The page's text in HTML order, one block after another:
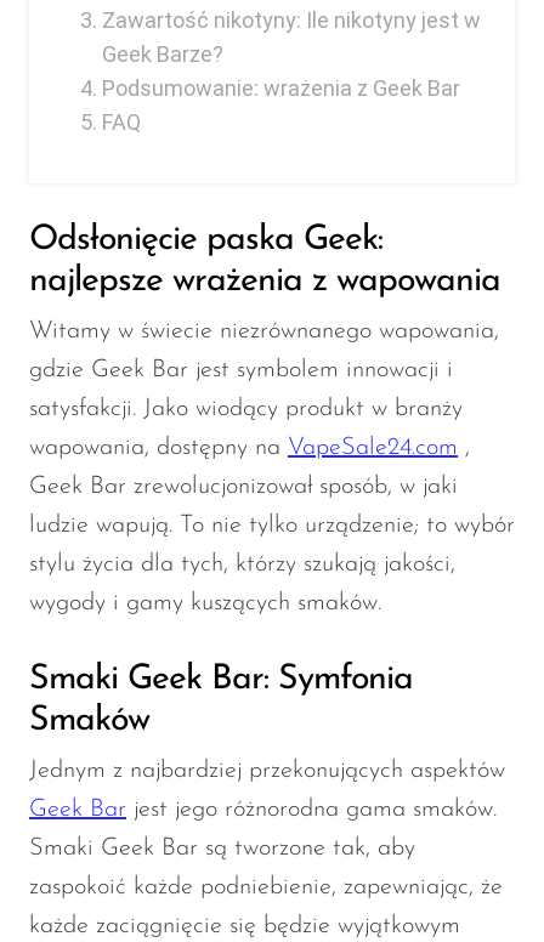
Zawartość nikotyny: Ile nikotyny jest w
Geek Barze?
Podsumowanie: wrażenia z Geek Bar
FAQ
Odsłonięcie paska Geek:
najlepsze wrażenia z wapowania
Witamy w świecie niezrównanego wapowania,
gdzie Geek Bar jest symbolem innowacji i
satysfakcji. Jako wiodący produkt w branży
wapowania, dostępny na VapeSale24.com ,
Geek Bar zrewolucjonizował sposób, w jaki
ludzie wapują. To nie tylko urządzenie; to wybór
stylu życia dla tych, którzy szukają jakości,
wygody i gamy kuszących smaków.
Smaki Geek Bar: Symfonia
Smaków
Jednym z najbardziej przekonujących aspektów
Geek Bar jest jego różnorodna gama smaków.
Smaki Geek Bar są tworzone tak, aby
zaspokoić każde podniebienie, zapewniając, że
każde zaciągnięcie się będzie wyjątkowym